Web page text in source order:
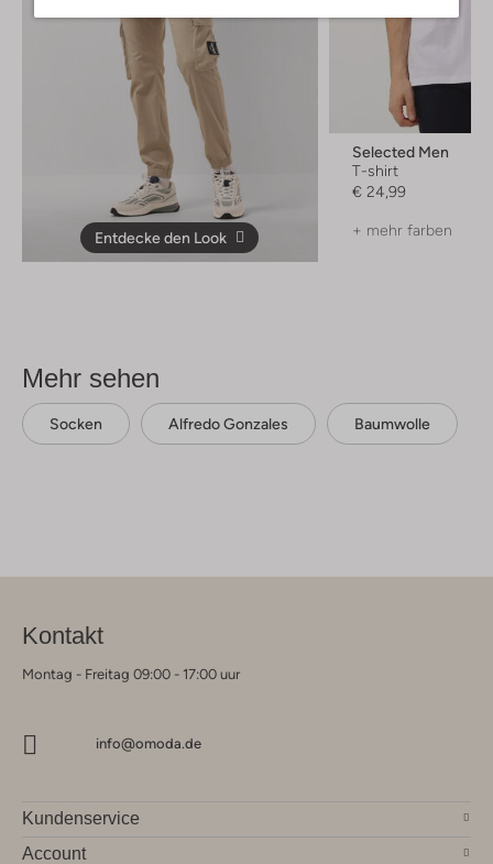
Entdecke den Look
Selected Men
T-shirt
€ 24,99
+ mehr farben
Mehr sehen
Socken Alfredo Gonzales Baumwolle
Kontakt
Montag - Freitag 09:00 - 17:00 uur
info@omoda.de
Kundenservice
Account